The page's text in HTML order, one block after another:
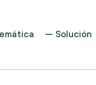
Solución